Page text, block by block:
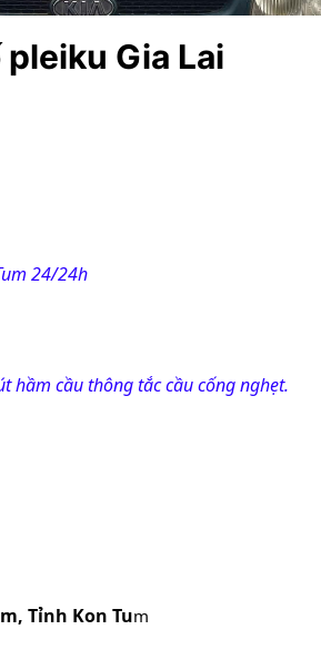
Gia Lai
24/24h
hầm cầu thông tắc cầu cống nghẹt.
Tỉnh Kon Tum